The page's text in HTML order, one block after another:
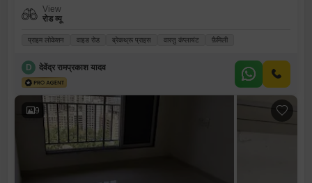
View
रोड व्यू
प्राइम लोकेशन वाइड रोड ब्रेकथ्रू प्राइस वास्तु कंप्लायंट फ़ैमिली
D देवेंद्र रामप्रकाश यादव
9